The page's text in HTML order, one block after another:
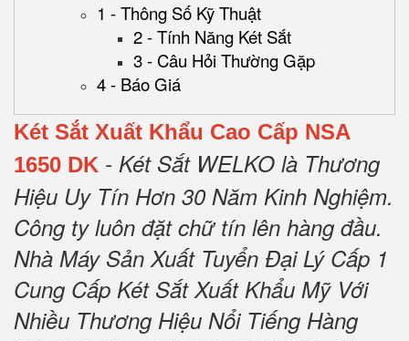
1 - Thông Số Kỹ Thuật
2 - Tính Năng Két Sắt
3 - Câu Hỏi Thường Gặp
4 - Báo Giá
Két Sắt Xuất Khẩu Cao Cấp NSA
1650 DK - Két Sắt WELKO là Thương
Hiệu Uy Tín Hơn 30 Năm Kinh Nghiệm.
Công ty luôn đặt chữ tín lên hàng đầu.
Nhà Máy Sản Xuất Tuyển Đại Lý Cấp 1
Cung Cấp Két Sắt Xuất Khẩu Mỹ Với
Nhiều Thương Hiệu Nổi Tiếng Hàng